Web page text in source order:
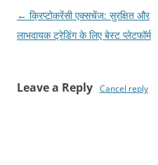
Post
navigation
← क्रिप्टोकरेंसी एक्सचेंज: सुरक्षित और
लाभदायक ट्रेडिंग के लिए बेस्ट प्लेटफॉर्म
Leave a Reply Cancel reply